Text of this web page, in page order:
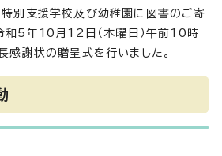
特別支援学校及び幼稚園に図書のご寄
和5年10月12日（木曜日）午前10時
感謝状の贈呈式を行いました。